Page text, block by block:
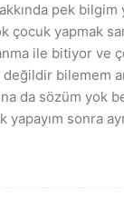
pek
çocuk yapmak
ile bitiyor ve
değildir bilemem
da sözüm yok
sonra